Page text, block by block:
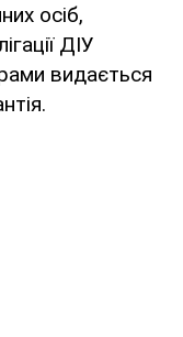
осіб,
ДІУ
видається